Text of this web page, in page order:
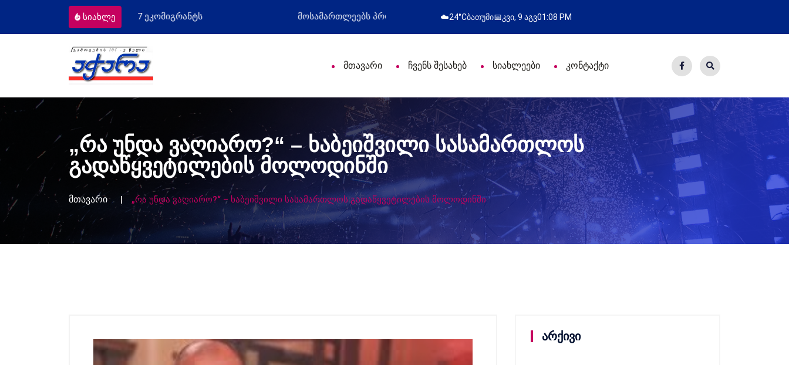
სიახლე მოსამართლეებს პროფესიული დღე მიულოცა წარმატებული გამოსვლა
☁️24°Cბათუმი📅კვი, 9 აგვ01:08 PM
მთავარი ჩვენს შესახებ სიახლეები კონტაქტი
„რა უნდა ვაღიარო?“ – ხაბეიშვილი სასამართლოს
გადაწყვეტილების მოლოდინში
მთავარი „რა უნდა ვაღიარო?“ – ხაბეიშვილი სასამართლოს გადაწყვეტილების მოლოდინში
არქივი